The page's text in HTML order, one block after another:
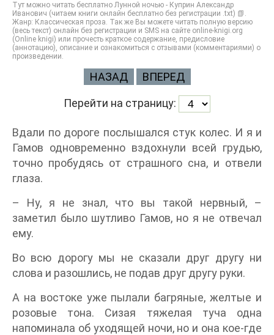
Тут можно читать бесплатно Лунной ночью - Куприн Александр
Иванович (читаем книги онлайн бесплатно без регистрации .txt) 📗.
Жанр: Классическая проза. Так же Вы можете читать полную версию
(весь текст) онлайн без регистрации и SMS на сайте online-knigi.org
(Online knigi) или прочесть краткое содержание, предисловие
(аннотацию), описание и ознакомиться с отзывами (комментариями) о
произведении.
НАЗАД ВПЕРЕД
Перейти на страницу:
Вдали по дороге послышался стук колес. И я и
Гамов одновременно вздохнули всей грудью,
точно пробудясь от страшного сна, и отвели
глаза.
– Ну, я не знал, что вы такой нервный, –
заметил было шутливо Гамов, но я не отвечал
ему.
Во всю дорогу мы не сказали друг другу ни
слова и разошлись, не подав друг другу руки.
А на востоке уже пылали багряные, желтые и
розовые тона. Сизая тяжелая туча одна
напоминала об уходящей ночи, но и она кое-где